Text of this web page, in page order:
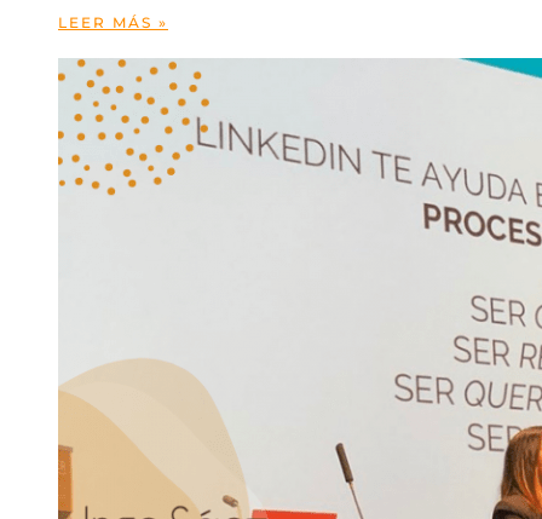
LEER MÁS »